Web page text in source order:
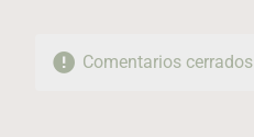
Comentarios cerrados